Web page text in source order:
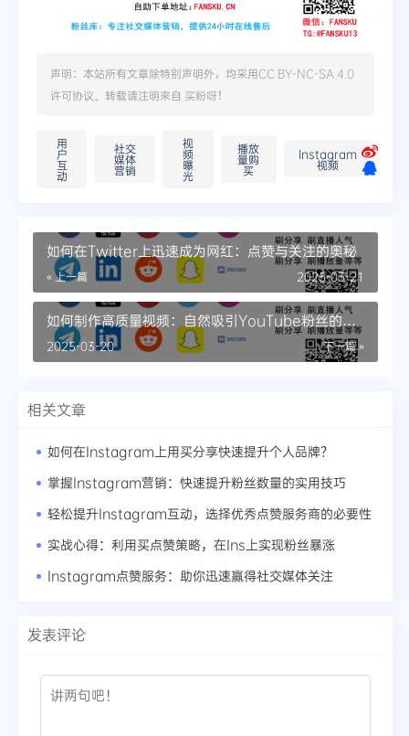
声明：本站所有文章除特别声明外，均采用CC BY-NC-SA 4.0
许可协议。转载请注明来自 买粉呀！
用
户
互
动
社交
媒体
营销
视
频
曝
光
播放
量购
买
Instagram
视频
如何在Twitter上迅速成为网红：点赞与关注的奥秘
« 上一篇 2025-03-21
如何制作高质量视频：自然吸引YouTube粉丝的秘
密
下一篇 »
2025-03-20
相关文章
如何在Instagram上用买分享快速提升个人品牌？
掌握Instagram营销：快速提升粉丝数量的实用技巧
轻松提升Instagram互动，选择优秀点赞服务商的必要性
实战心得：利用买点赞策略，在Ins上实现粉丝暴涨
Instagram点赞服务：助你迅速赢得社交媒体关注
发表评论